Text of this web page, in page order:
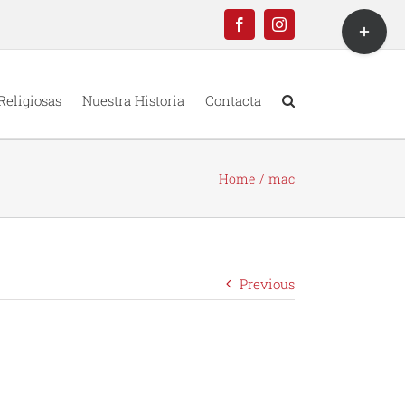
FacebookInstagram
Nuestra Historia Contacta
Home mac
Previous
Toggle
Sliding